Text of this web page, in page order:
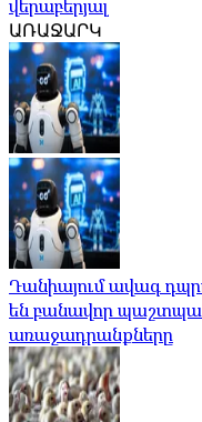
վերաբերյալ
ԱՌԱՋԱՐԿ
Դանիայում ավագ
են բանավոր
առաջադրանքները